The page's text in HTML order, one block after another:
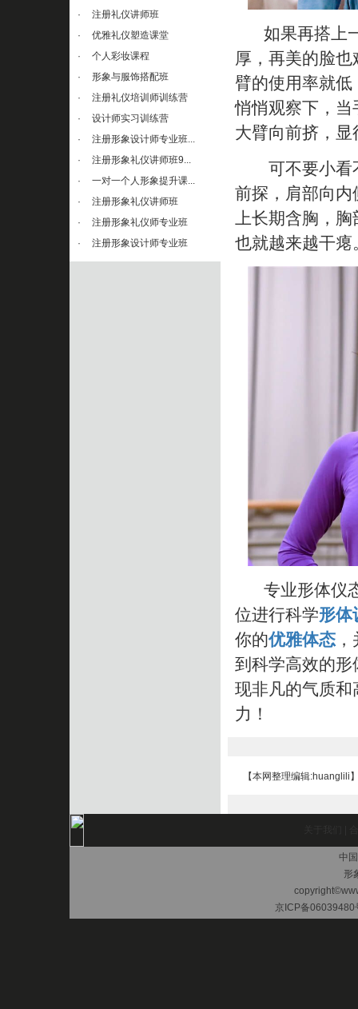
·
注册礼仪讲师班
·
优雅礼仪塑造课堂
·
个人彩妆课程
·
形象与服饰搭配班
·
注册礼仪培训师训练营
·
设计师实习训练营
·
注册形象设计师专业班...
·
注册形象礼仪讲师班9...
·
一对一个人形象提升课...
·
注册形象礼仪讲师班
·
注册形象礼仪师专业班
·
注册形象设计师专业班
如果再搭上一
厚，再美的脸
臂的使用率就
悄悄观察下，当
大臂向前挤，显
可不要小看不
前探，肩部向
上长期含胸，
也就越来越干瘪
专业形体仪态
位进行科学形体
你的优雅体态，
到科学高效的
现非凡的气质
力！
【本网整理编辑:huanglili
中
形
京ICP备06039480